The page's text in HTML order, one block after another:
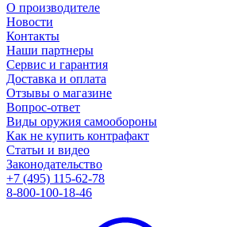
О производителе
Новости
Контакты
Наши партнеры
Сервис и гарантия
Доставка и оплата
Отзывы о магазине
Вопрос-ответ
Виды оружия самообороны
Как не купить контрафакт
Статьи и видео
Законодательство
+7 (495) 115-62-78
8-800-100-18-46